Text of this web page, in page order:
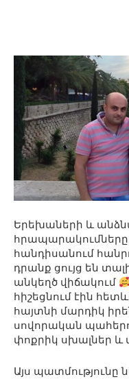
Երեխաների և
հրապարակումները
հանդիսանում
դրանք ցույց են
անկեղծ վիճակում
հիշեցնում էին
հայտնի մարդիկ
սովորական
փոքրիկ սխալներ և
Այս պատմությունը